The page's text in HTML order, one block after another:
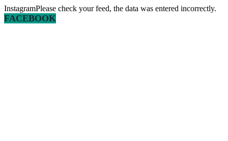
InstagramPlease check your feed, the data was entered incorrectly.
FACEBOOK